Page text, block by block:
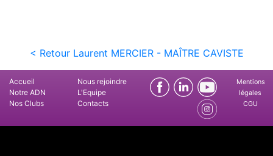
< Retour Laurent MERCIER - MAÎTRE CAVISTE
Accueil
Notre ADN
Nos Clubs
Nous rejoindre
L'Equipe
Contacts
Mentions
légales
CGU